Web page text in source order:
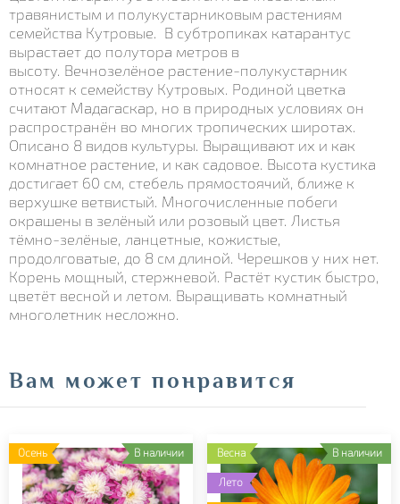
травянистым и полукустарниковым растениям
семейства Кутровые. В субтропиках катарантус
вырастает до полутора метров в
высоту. Вечнозелёное растение-полукустарник
относят к семейству Кутровых. Родиной цветка
считают Мадагаскар, но в природных условиях он
распространён во многих тропических широтах.
Описано 8 видов культуры. Выращивают их и как
комнатное растение, и как садовое. Высота кустика
достигает 60 см, стебель прямостоячий, ближе к
верхушке ветвистый. Многочисленные побеги
окрашены в зелёный или розовый цвет. Листья
тёмно-зелёные, ланцетные, кожистые,
продолговатые, до 8 см длиной. Черешков у них нет.
Корень мощный, стержневой. Растёт кустик быстро,
цветёт весной и летом. Выращивать комнатный
многолетник несложно.
Вам может понравится
В наличии
Осень В наличии
Весна
Лето